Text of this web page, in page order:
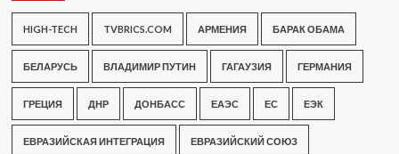
HIGH-TECH TVBRICS.COM АРМЕНИЯ БАРАК ОБАМА
БЕЛАРУСЬ ВЛАДИМИР ПУТИН ГАГАУЗИЯ ГЕРМАНИЯ
ГРЕЦИЯ ДНР ДОНБАСС ЕАЭС ЕС ЕЭК
ЕВРАЗИЙСКАЯ ИНТЕГРАЦИЯ ЕВРАЗИЙСКИЙ СОЮЗ